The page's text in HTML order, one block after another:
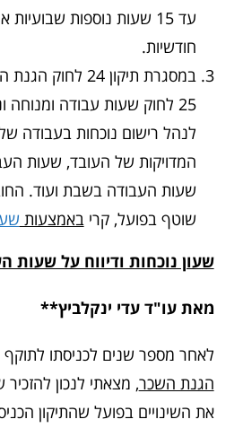
חודשיות.
במסגרת תיקון 24
25 לחוק שעות עבודה
לנהל רישום נוכחות בעבודה
המדויקות של העובד, שעות
שעות העבודה בשבת ועוד.
שוטף בפועל, קרי באמצעות
שעון נוכחות ודיווח על
מאת עו"ד עדי ינקלביץ**
לאחר מספר שנים לכניסתו
הגנת השכר, מצאתי לנכון להזכיר
את השינויים בפועל שהתיקון